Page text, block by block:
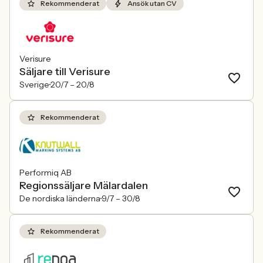
Rekommenderat Ansök utan CV
Verisure
Säljare till Verisure
Sverige20/7 – 20/8
Rekommenderat
Performiq AB
Regionssäljare Mälardalen
De nordiska länderna 9/7 – 30/8
Rekommenderat